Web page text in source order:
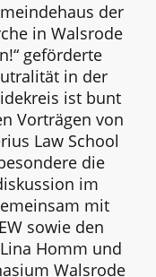
der
in Walsrode
geförderte
in der
ist bunt
Vorträgen von
Law School
die
im
mit
sowie den
Homm und
Walsrode